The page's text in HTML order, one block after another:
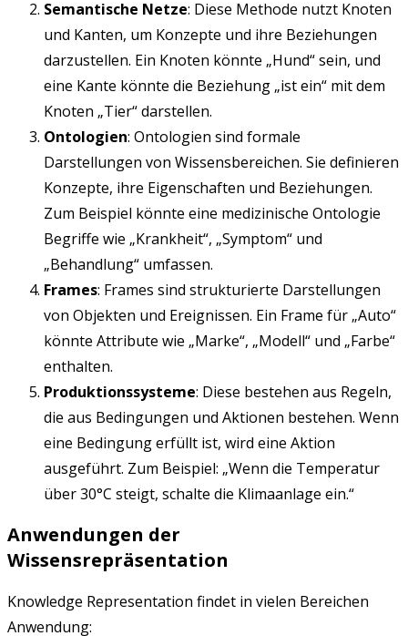
Semantische Netze: Diese Methode nutzt Knoten
und Kanten, um Konzepte und ihre Beziehungen
darzustellen. Ein Knoten könnte „Hund“ sein, und
eine Kante könnte die Beziehung „ist ein“ mit dem
Knoten „Tier“ darstellen.
Ontologien: Ontologien sind formale
Darstellungen von Wissensbereichen. Sie definieren
Konzepte, ihre Eigenschaften und Beziehungen.
Zum Beispiel könnte eine medizinische Ontologie
Begriffe wie „Krankheit“, „Symptom“ und
„Behandlung“ umfassen.
Frames: Frames sind strukturierte Darstellungen
von Objekten und Ereignissen. Ein Frame für „Auto“
könnte Attribute wie „Marke“, „Modell“ und „Farbe“
enthalten.
Produktionssysteme: Diese bestehen aus Regeln,
die aus Bedingungen und Aktionen bestehen. Wenn
eine Bedingung erfüllt ist, wird eine Aktion
ausgeführt. Zum Beispiel: „Wenn die Temperatur
über 30°C steigt, schalte die Klimaanlage ein.“
Anwendungen der
Wissensrepräsentation
Knowledge Representation findet in vielen Bereichen
Anwendung: